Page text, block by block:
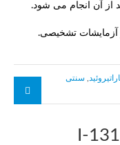
از آن انجام می شود.
سنتی